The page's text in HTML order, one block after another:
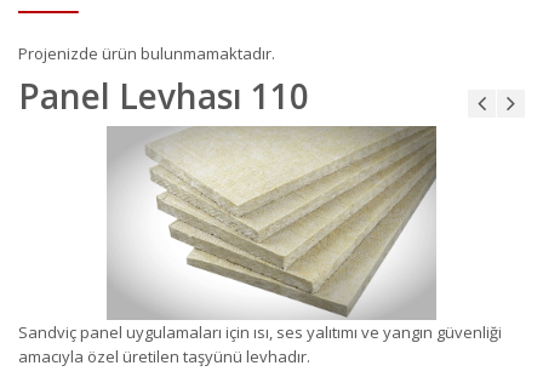
Projenizde ürün bulunmamaktadır.
Panel Levhası 110
Sandviç panel uygulamaları için ısı, ses yalıtımı ve yangın güvenliği
amacıyla özel üretilen taşyünü levhadır.